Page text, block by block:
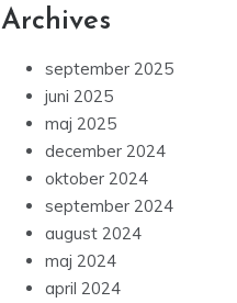
Archives
september 2025
juni 2025
maj 2025
december 2024
oktober 2024
september 2024
august 2024
maj 2024
april 2024